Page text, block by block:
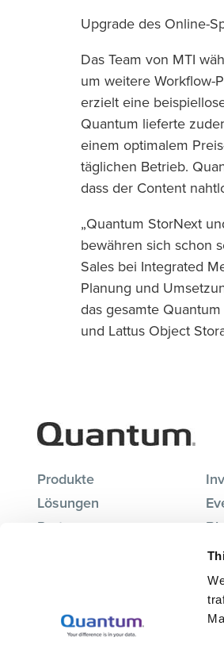
Upgrade des Online-
Das Team von MTI
um weitere Workflow-
erzielt eine
Quantum lieferte
einem optimalem
täglichen Betrieb.
dass der Content
„Quantum StorNext
bewähren sich schon
Sales bei Integrated
Planung und
das gesamte
und Lattus Object
Produkte
Lösungen
Partners
Blog
© 2026 Quantum Corporation.